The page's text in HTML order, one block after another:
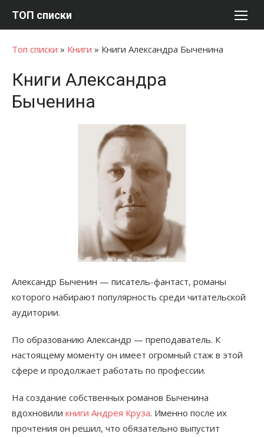
ТОП списки
Топ списки » Книги » Книги Александра Быченина
Книги Александра
Быченина
Александр Быченин — писатель-фантаст, романы
которого набирают популярность среди читательской
аудитории.
По образованию Александр — преподаватель. К
настоящему моменту он имеет огромный стаж в этой
сфере и продолжает работать по профессии.
На создание собственных романов Быченина
вдохновили книги Андрея Круза. Именно после их
прочтения он решил, что обязательно выпустит